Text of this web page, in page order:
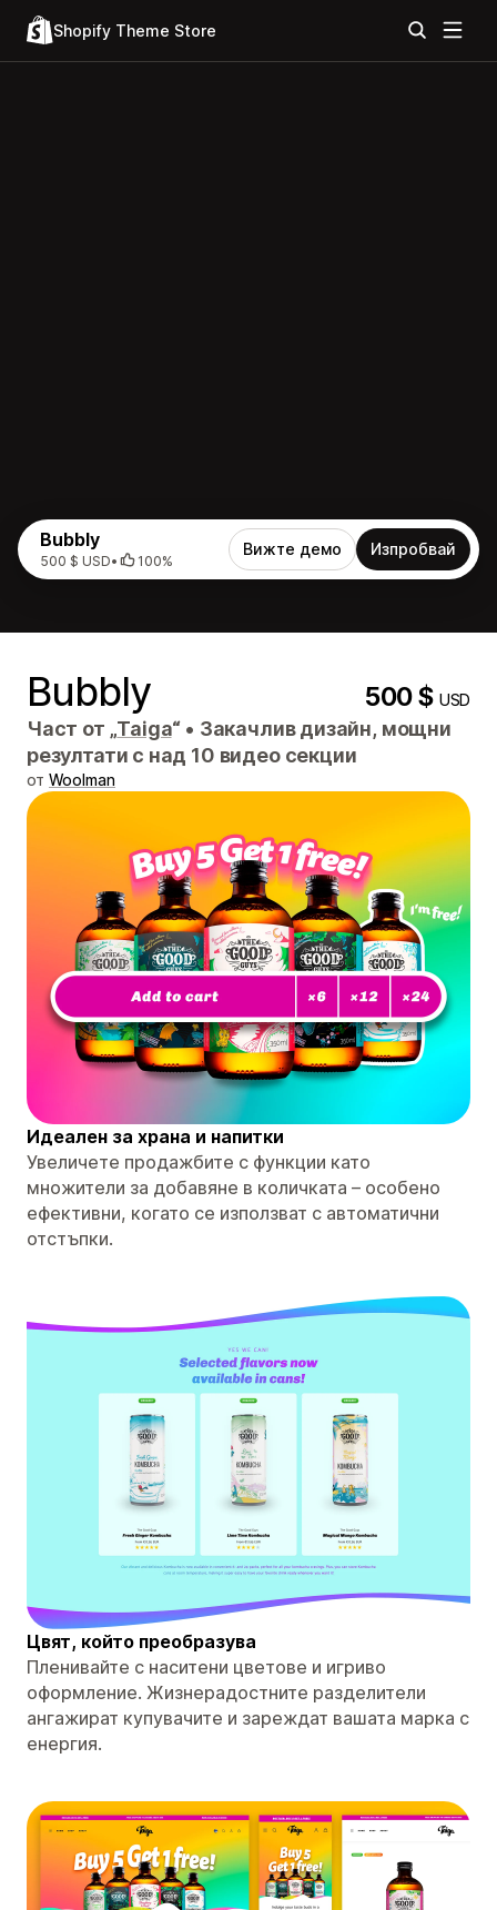
Shopify Theme Store
Bubbly
500 $ USD• 100%
Вижте демо Изпробвай
Bubbly 500 $USD
Част от „Taiga“ • Закачлив дизайн, мощни
резултати с над 10 видео секции
от Woolman
Идеален за храна и напитки
Увеличете продажбите с функции като
множители за добавяне в количката – особено
ефективни, когато се използват с автоматични
отстъпки.
Цвят, който преобразува
Пленивайте с наситени цветове и игриво
оформление. Жизнерадостните разделители
ангажират купувачите и зареждат вашата марка с
енергия.